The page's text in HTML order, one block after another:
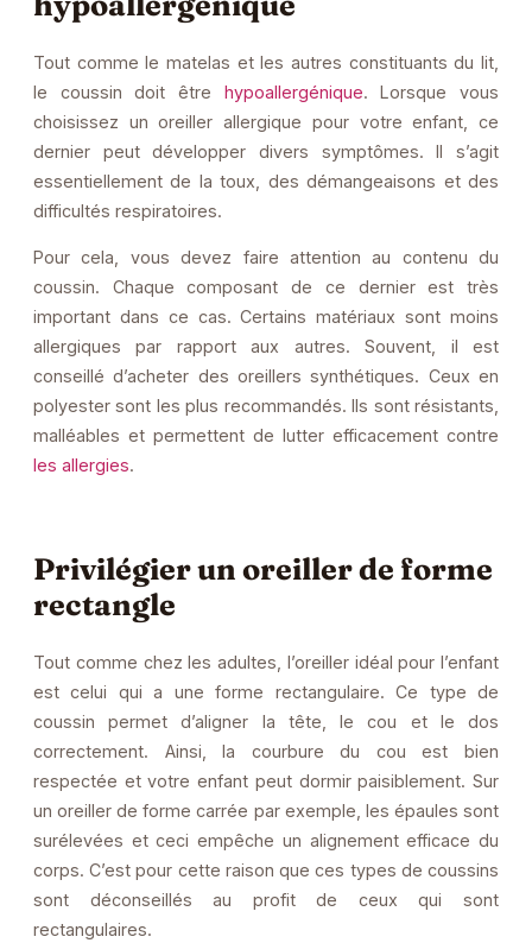
Tout comme le matelas et les autres constituants du lit,
le coussin doit être hypoallergénique. Lorsque vous
choisissez un oreiller allergique pour votre enfant, ce
dernier peut développer divers symptômes. Il s’agit
essentiellement de la toux, des démangeaisons et des
difficultés respiratoires.
Pour cela, vous devez faire attention au contenu du
coussin. Chaque composant de ce dernier est très
important dans ce cas. Certains matériaux sont moins
allergiques par rapport aux autres. Souvent, il est
conseillé d’acheter des oreillers synthétiques. Ceux en
polyester sont les plus recommandés. Ils sont résistants,
malléables et permettent de lutter efficacement contre
les allergies.
Privilégier un oreiller de forme
rectangle
Tout comme chez les adultes, l’oreiller idéal pour l’enfant
est celui qui a une forme rectangulaire. Ce type de
coussin permet d’aligner la tête, le cou et le dos
correctement. Ainsi, la courbure du cou est bien
respectée et votre enfant peut dormir paisiblement. Sur
un oreiller de forme carrée par exemple, les épaules sont
surélevées et ceci empêche un alignement efficace du
corps. C’est pour cette raison que ces types de coussins
sont déconseillés au profit de ceux qui sont
rectangulaires.